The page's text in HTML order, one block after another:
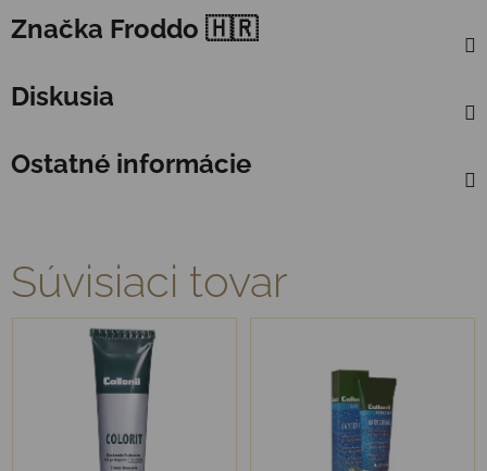
Značka Froddo 🇭🇷
Diskusia
Ostatné informácie
Súvisiaci tovar